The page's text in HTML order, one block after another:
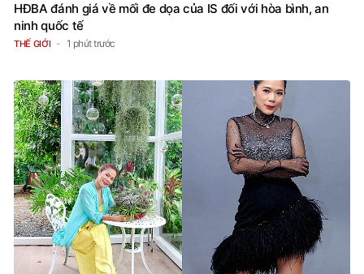
HĐBA đánh giá về mối đe dọa của IS đối với hòa bình, an
ninh quốc tế
THẾ GIỚI 1 phút trước